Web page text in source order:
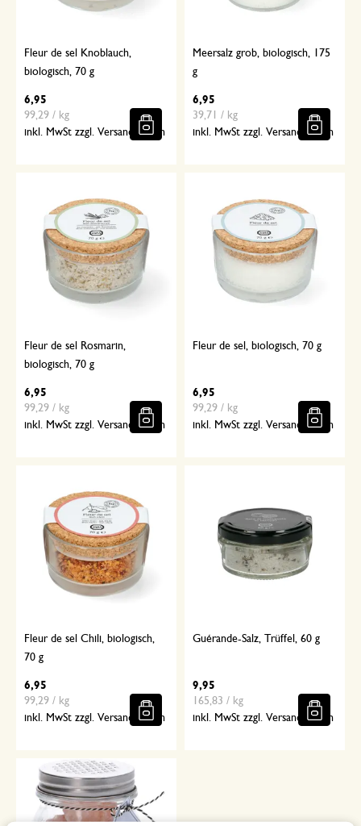
Fleur de sel Knoblauch,
biologisch, 70 g
6,95
99,29 / kg
inkl. MwSt zzgl. Versandkosten
Meersalz grob, biologisch, 175
g
6,95
39,71 / kg
inkl. MwSt zzgl. Versandkosten
Fleur de sel Rosmarin,
biologisch, 70 g
6,95
99,29 / kg
inkl. MwSt zzgl. Versandkosten
Fleur de sel, biologisch, 70 g
6,95
99,29 / kg
inkl. MwSt zzgl. Versandkosten
Fleur de sel Chili, biologisch,
70 g
6,95
99,29 / kg
inkl. MwSt zzgl. Versandkosten
Guérande-Salz, Trüffel, 60 g
9,95
165,83 / kg
inkl. MwSt zzgl. Versandkosten